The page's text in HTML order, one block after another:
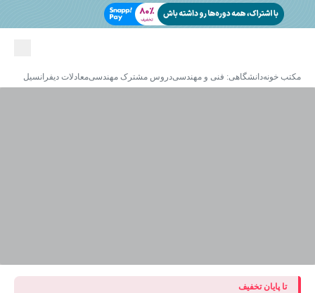
مکتب خونهدانشگاهی: فنی و مهندسیدروس مشترک مهندسیمعادلات دیفرانسیل
تا پایان تخفیف